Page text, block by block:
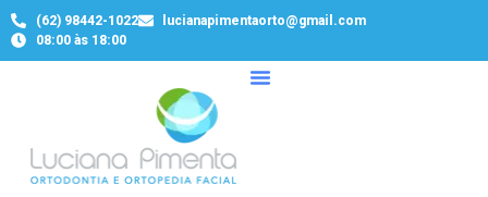
(62) 98442-1022
lucianapimentaorto@gmail.com
08:00 às 18:00